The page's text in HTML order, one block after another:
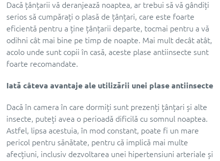
Dacă țânțarii vă deranjează noaptea, ar trebui să vă gândiți
serios să cumpărați o plasă de țânțari, care este foarte
eficientă pentru a ține țânțarii departe, tocmai pentru a vă
odihni cât mai bine pe timp de noapte. Mai mult decât atât,
acolo unde sunt copii în casă, aceste plase antiinsecte sunt
foarte recomandate.
Iată câteva avantaje ale utilizării unei plase antiinsecte
Dacă în camera în care dormiți sunt prezenți țânțari și alte
insecte, puteți avea o perioadă dificilă cu somnul noaptea.
Astfel, lipsa acestuia, în mod constant, poate fi un mare
pericol pentru sănătate, pentru că implică mai multe
afecțiuni, inclusiv dezvoltarea unei hipertensiuni arteriale și